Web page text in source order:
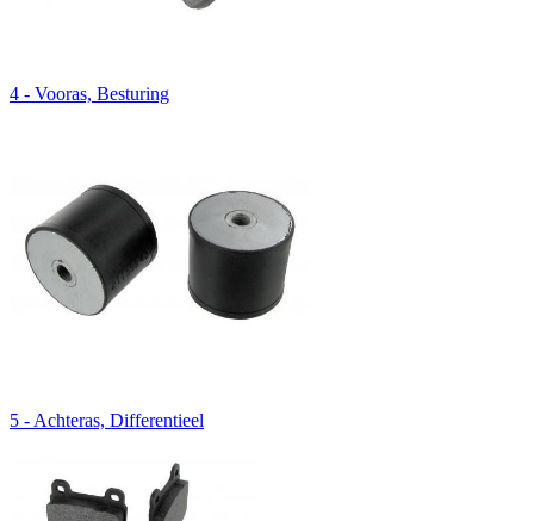
4 - Vooras, Besturing
5 - Achteras, Differentieel